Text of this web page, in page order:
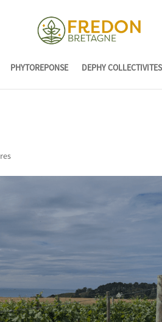
PHYTOREPONSE DEPHY COLLECTIVITES